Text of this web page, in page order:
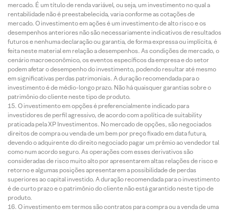
mercado. É um título de renda variável, ou seja, um investimento no qual a
rentabilidade não é preestabelecida, varia conforme as cotações de
mercado. O investimento em ações é um investimento de alto risco e os
desempenhos anteriores não são necessariamente indicativos de resultados
futuros e nenhuma declaração ou garantia, de forma expressa ou implícita, é
feita neste material em relação a desempenhos. As condições de mercado, o
cenário macroeconômico, os eventos específicos da empresa e do setor
podem afetar o desempenho do investimento, podendo resultar até mesmo
em significativas perdas patrimoniais. A duração recomendada para o
investimento é de médio-longo prazo. Não há quaisquer garantias sobre o
patrimônio do cliente neste tipo de produto.
O investimento em opções é preferencialmente indicado para
investidores de perfil agressivo, de acordo com a política de suitability
praticada pela XP Investimentos. No mercado de opções, são negociados
direitos de compra ou venda de um bem por preço fixado em data futura,
devendo o adquirente do direito negociado pagar um prêmio ao vendedor tal
como num acordo seguro. As operações com esses derivativos são
consideradas de risco muito alto por apresentarem altas relações de risco e
retorno e algumas posições apresentarem a possibilidade de perdas
superiores ao capital investido. A duração recomendada para o investimento
é de curto prazo e o patrimônio do cliente não está garantido neste tipo de
produto.
O investimento em termos são contratos para compra ou a venda de uma